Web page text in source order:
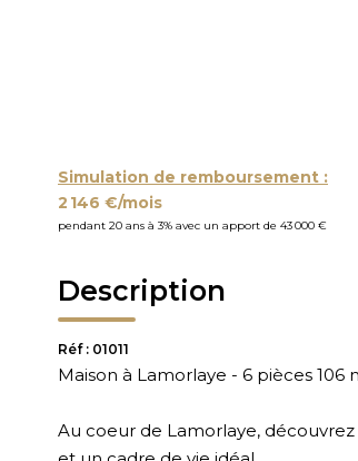
Simulation de remboursement :
2 146 €/mois
pendant 20 ans à 3% avec un apport de 43 000 €
Description
Réf : 01011
Maison à Lamorlaye - 6 pièces 106
Au coeur de Lamorlaye,